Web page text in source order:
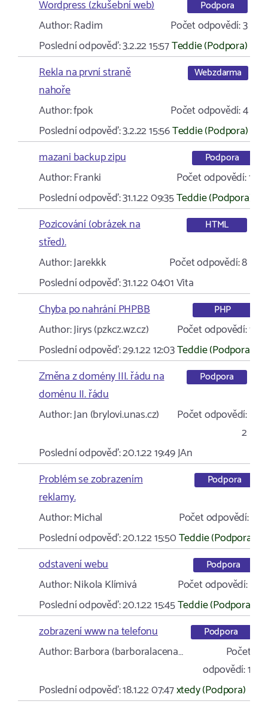
Wordpress (zkušební web) Podpora
Author:Radim Počet odpovědí:3
Poslední odpověď:3.2.22 15:57Teddie (Podpora)
Rekla na první straně
nahoře
Webzdarma
Author:fpok Počet odpovědí:4
Poslední odpověď:3.2.22 15:56Teddie (Podpora)
mazani backup zipu
Podpora
Author:Franki Počet odpovědí:1
Poslední odpověď:31.1.22 09:35Teddie (Podpora)
Pozicování (obrázek na
střed).
HTML
Author:Jarekkk Počet odpovědí:8
Poslední odpověď:31.1.22 04:01Vita
Chyba po nahrání PHPBB
PHP
Author:Jirys (pzkcz.wz.cz) Počet odpovědí:1
Poslední odpověď:29.1.22 12:03Teddie (Podpora)
Změna z domény III. řádu na
doménu II. řádu
Podpora
Author:Jan (brylovi.unas.cz)
Počet odpovědí:
2
Poslední odpověď:20.1.22 19:49JAn
Problém se zobrazením
reklamy.
Podpora
Author:Michal Počet odpovědí:1
Poslední odpověď:20.1.22 15:50Teddie (Podpora)
odstavení webu
Podpora
Author:Nikola Klímivá Počet odpovědí:1
Poslední odpověď:20.1.22 15:45Teddie (Podpora)
zobrazení www na telefonu
Podpora
Author:Barbora (barboralacena…
Počet
odpovědí:1
Poslední odpověď:18.1.22 07:47xtedy (Podpora)